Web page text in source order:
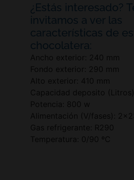
¿Estás interesado?
invitamos a ver las
características de
chocolatera:
Ancho exterior: 240 mm
Fondo exterior: 290 mm
Alto exterior: 410 mm
Capacidad deposito
Potencia: 800 w
Alimentación (V/fases):
Gas refrigerante: R290
Temperatura: 0/90 ºC